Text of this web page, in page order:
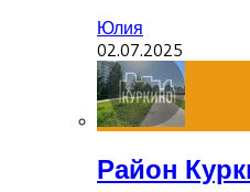
Юлия
02.07.2025
Район